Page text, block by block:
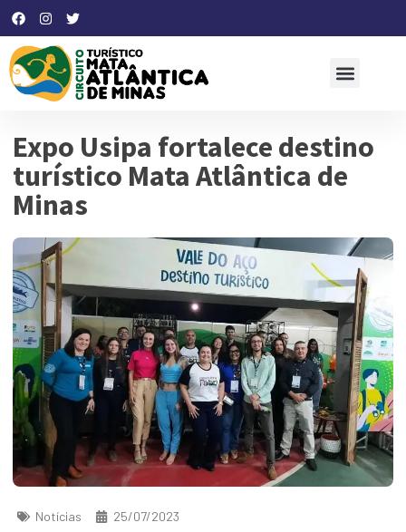
Expo Usipa fortalece destino
turístico Mata Atlântica de
Minas
Notícias 25/07/2023